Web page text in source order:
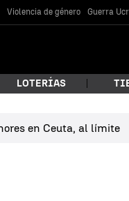
Violencia de género Guerra
LOTERÍAS
en Ceuta, al límite